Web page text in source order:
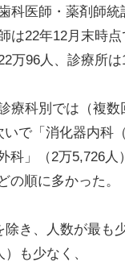
医師・薬剤師統
は22年12月末時点
万96人、診療所は
科別では（複数
で「消化器内科
科」（2万5,726人
の順に多かった。
き、人数が最も
も少なく、